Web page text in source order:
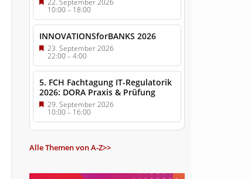
22. September 2026
10:00– 18:00
INNOVATIONSforBANKS 2026
23. September 2026
22:00–4:00
5. FCH Fachtagung IT-Regulatorik
2026: DORA Praxis & Prüfung
29. September 2026
10:00– 16:00
Alle Themen von A-Z>>